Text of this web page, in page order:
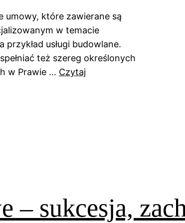
umowy, które zawierane są
w temacie
usługi budowlane.
też szereg określonych
w Prawie … Czytaj
– sukcesja,